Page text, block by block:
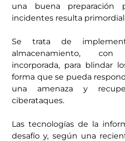
una buena preparación
incidentes resulta
Se trata de
almacenamiento,
incorporada, para blindar
forma que se pueda
una amenaza y
ciberataques.
Las tecnologías de la
desafío y, según una